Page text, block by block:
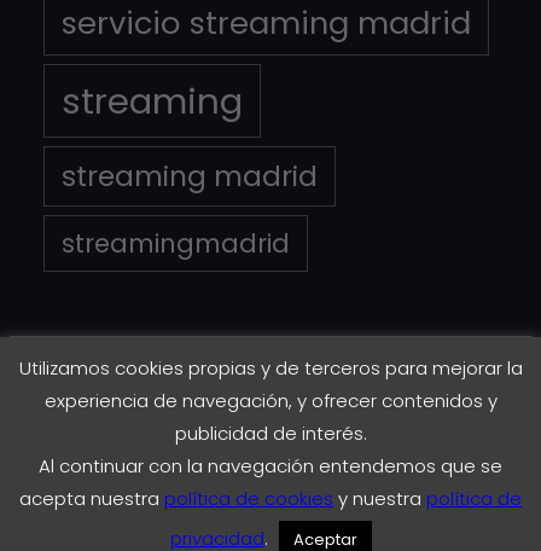
servicio streaming madrid
streaming
streaming madrid
streamingmadrid
Copyright © 2023EnStreaming.es
Instagram
TwitterFacebook
LinkedIn
Utilizamos cookies propias y de terceros para mejorar la
experiencia de navegación, y ofrecer contenidos y
publicidad de interés.
Al continuar con la navegación entendemos que se
acepta nuestra política de cookies y nuestra política de
privacidad. Aceptar